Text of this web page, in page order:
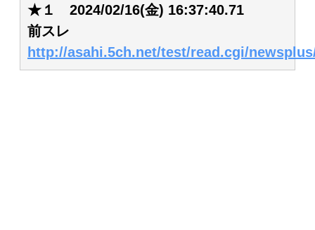
★１ 2024/02/16(金) 16:37:40.71
前スレ
http://asahi.5ch.net/test/read.cgi/